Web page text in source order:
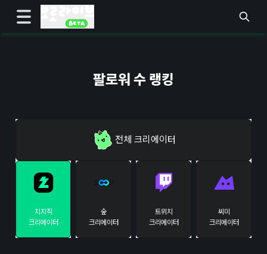
팔로워 수 랭킹
전체 크리에이터
치지직
크리에이터
숲
크리에이터
트위치
크리에이터
씨미
크리에이터